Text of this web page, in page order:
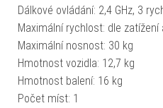
Dálkové ovládání: 2,4 GHz, 3
Maximální rychlost: dle zatížení
Maximální nosnost: 30 kg
Hmotnost vozidla: 12,7 kg
Hmotnost balení: 16 kg
Počet míst: 1